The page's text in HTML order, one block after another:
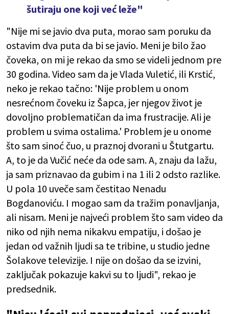
šutiraju one koji već leže"
"Nije mi se javio dva puta, morao sam poruku da
ostavim dva puta da bi se javio. Meni je bilo žao
čoveka, on mi je rekao da smo se videli jednom pre
30 godina. Video sam da je Vlada Vuletić, ili Krstić,
neko je rekao tačno: 'Nije problem u onom
nesrećnom čoveku iz Šapca, jer njegov život je
dovoljno problematičan da ima frustracije. Ali je
problem u svima ostalima.' Problem je u onome
što sam sinoć čuo, u praznoj dvorani u Štutgartu.
A, to je da Vučić neće da ode sam. A, znaju da lažu,
ja sam priznavao da gubim i na 1 ili 2 odsto razlike.
U pola 10 uveče sam čestitao Nenadu
Bogdanoviću. I mogao sam da tražim ponavljanja,
ali nisam. Meni je najveći problem što sam video da
niko od njih nema nikakvu empatiju, i došao je
jedan od važnih ljudi sa te tribine, u studio jedne
Šolakove televizije. I nije on došao da se izvini,
zaključak pokazuje kakvi su to ljudi", rekao je
predsednik.